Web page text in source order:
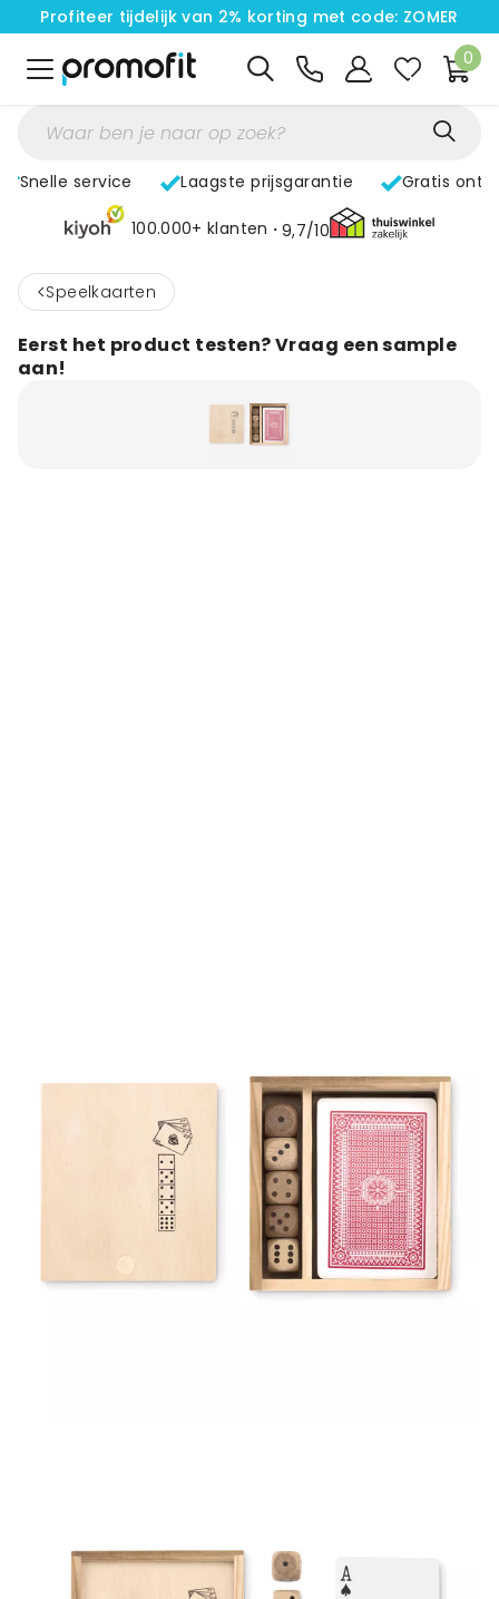
Profiteer tijdelijk van 2% korting met code: ZOMER
0
Snelle service Laagste prijsgarantie Gratis
100.000+ klanten 9,7/10
< Speelkaarten
Eerst het product testen? Vraag een sample
aan!